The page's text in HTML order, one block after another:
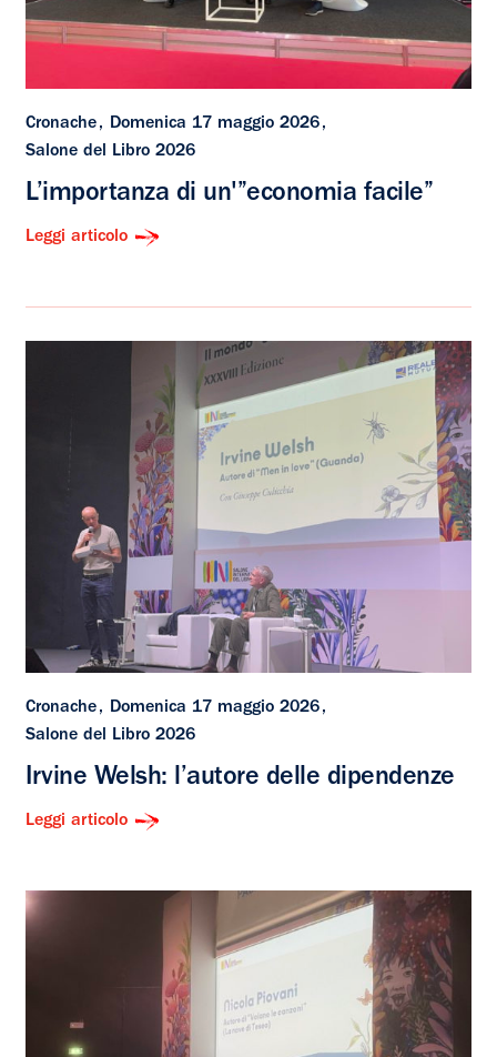
Cronache
Domenica 17 maggio 2026
Salone del Libro 2026
L’importanza di un'”economia facile”
Leggi articolo
Cronache
Domenica 17 maggio 2026
Salone del Libro 2026
Irvine Welsh: l’autore delle dipendenze
Leggi articolo